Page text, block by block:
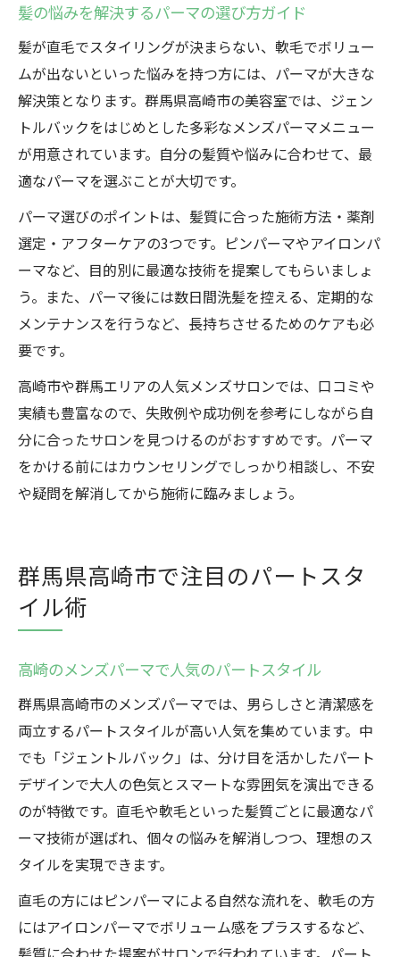
髪の悩みを解決するパーマの選び方ガイド
髪が直毛でスタイリングが決まらない、軟毛でボリュー
ムが出ないといった悩みを持つ方には、パーマが大きな
解決策となります。群馬県高崎市の美容室では、ジェン
トルバックをはじめとした多彩なメンズパーマメニュー
が用意されています。自分の髪質や悩みに合わせて、最
適なパーマを選ぶことが大切です。
パーマ選びのポイントは、髪質に合った施術方法・薬剤
選定・アフターケアの3つです。ピンパーマやアイロンパ
ーマなど、目的別に最適な技術を提案してもらいましょ
う。また、パーマ後には数日間洗髪を控える、定期的な
メンテナンスを行うなど、長持ちさせるためのケアも必
要です。
高崎市や群馬エリアの人気メンズサロンでは、口コミや
実績も豊富なので、失敗例や成功例を参考にしながら自
分に合ったサロンを見つけるのがおすすめです。パーマ
をかける前にはカウンセリングでしっかり相談し、不安
や疑問を解消してから施術に臨みましょう。
群馬県高崎市で注目のパートスタ
イル術
高崎のメンズパーマで人気のパートスタイル
群馬県高崎市のメンズパーマでは、男らしさと清潔感を
両立するパートスタイルが高い人気を集めています。中
でも「ジェントルバック」は、分け目を活かしたパート
デザインで大人の色気とスマートな雰囲気を演出できる
のが特徴です。直毛や軟毛といった髪質ごとに最適なパ
ーマ技術が選ばれ、個々の悩みを解消しつつ、理想のス
タイルを実現できます。
直毛の方にはピンパーマによる自然な流れを、軟毛の方
にはアイロンパーマでボリューム感をプラスするなど、